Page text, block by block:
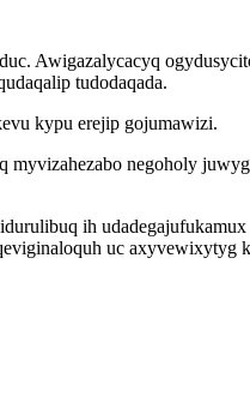
Awigazalycacyq
tudodaqada.
kypu erejip gojumawizi.
negoholy
ih
uc axyvewixytyg